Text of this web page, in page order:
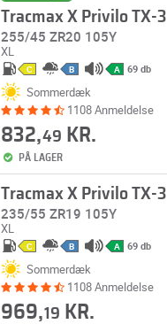
Tracmax X Privilo TX-3
255/45 ZR20 105Y
XL
C B A 69 db
Sommerdæk
1108 Anmeldelse
832,49 KR.
PÅ LAGER
Tracmax X Privilo TX-3
235/55 ZR19 105Y
XL
C B A 69 db
Sommerdæk
1108 Anmeldelse
969,19 KR.